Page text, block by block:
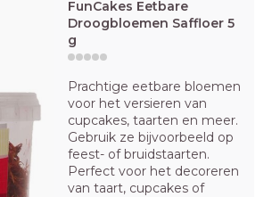
FunCakes Eetbare
Droogbloemen Saffloer 5
g
Prachtige eetbare bloemen
voor het versieren van
cupcakes, taarten en meer.
Gebruik ze bijvoorbeeld op
feest- of bruidstaarten.
Perfect voor het decoreren
van taart, cupcakes of